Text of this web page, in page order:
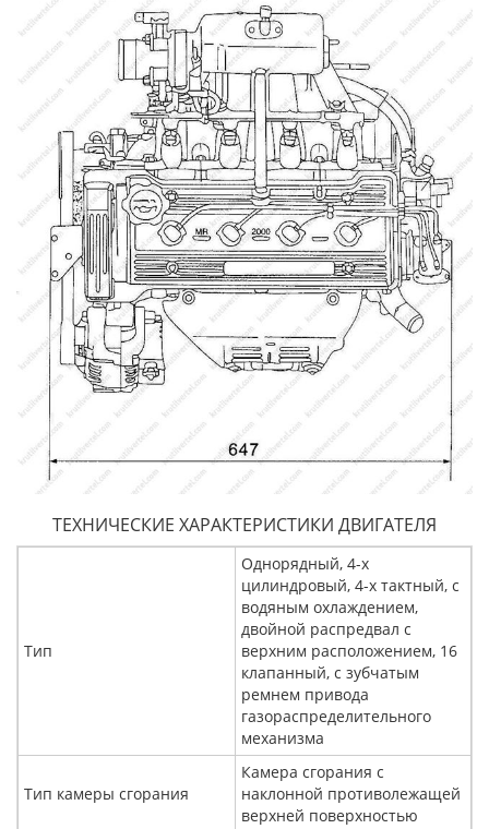
ТЕХНИЧЕСКИЕ ХАРАКТЕРИСТИКИ ДВИГАТЕЛЯ
Тип
Однорядный, 4-х
цилиндровый, 4-х тактный, с
водяным охлаждением,
двойной распредвал с
верхним расположением, 16
клапанный, с зубчатым
ремнем привода
газораспределительного
механизма
Тип камеры сгорания
Камера сгорания с
наклонной противолежащей
верхней поверхностью